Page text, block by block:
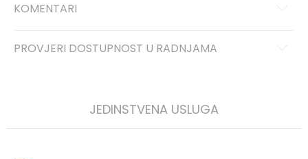
KOMENTARI
PROVJERI DOSTUPNOST U RADNJAMA
JEDINSTVENA USLUGA